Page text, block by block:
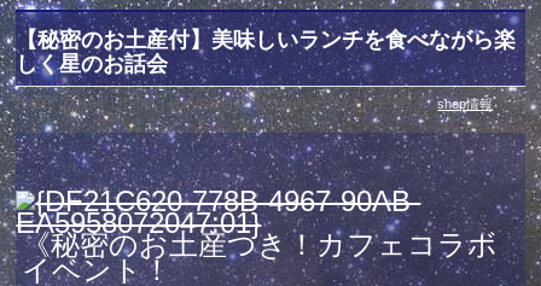
【秘密のお土産付】美味しいランチを食べながら楽
しく星のお話会
投稿日 : 2016年1月10日 最終更新日時 : 2016年1月10日 カテゴリー :shop情報
《秘密のお土産つき！カフェコラボ
イベント！